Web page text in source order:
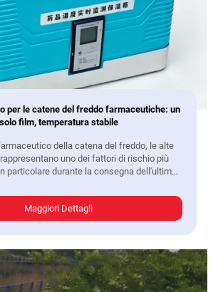
per le catene del freddo farmaceutiche: un
solo film, temperatura stabile
della catena del freddo, le alte
uno dei fattori di rischio più
particolare durante la consegna dell'ultimo
convenzionali – pur offrendo una certa
protezione termica...
Maggiori Dettagli